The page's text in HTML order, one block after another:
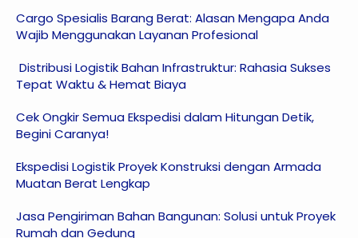
Cargo Spesialis Barang Berat: Alasan Mengapa Anda
Wajib Menggunakan Layanan Profesional
Distribusi Logistik Bahan Infrastruktur: Rahasia Sukses
Tepat Waktu & Hemat Biaya
Cek Ongkir Semua Ekspedisi dalam Hitungan Detik,
Begini Caranya!
Ekspedisi Logistik Proyek Konstruksi dengan Armada
Muatan Berat Lengkap
Jasa Pengiriman Bahan Bangunan: Solusi untuk Proyek
Rumah dan Gedung